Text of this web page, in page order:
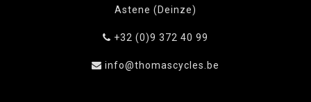
Astene (Deinze)
+32 (0)9 372 40 99
info@thomascycles.be